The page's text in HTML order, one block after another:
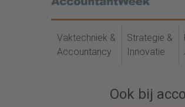
Vaktechniek &
Accountancy
Strategie &
Innovatie
Ook bij